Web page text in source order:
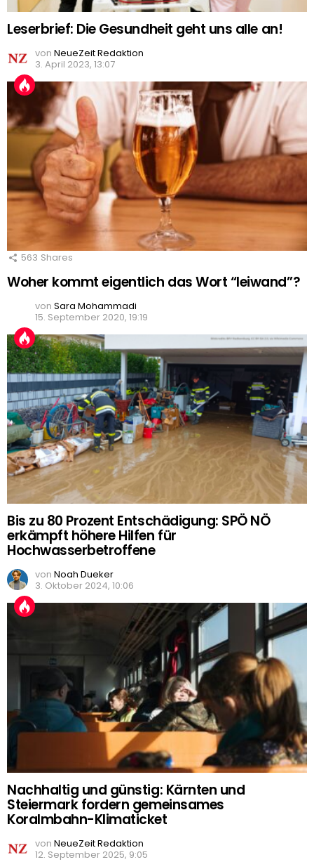
Leserbrief: Die Gesundheit geht uns alle an!
von NeueZeit Redaktion
3. April 2023, 13:07
563 Shares
Woher kommt eigentlich das Wort “leiwand”?
von Sara Mohammadi
15. September 2020, 19:19
Bis zu 80 Prozent Entschädigung: SPÖ NÖ
erkämpft höhere Hilfen für
Hochwasserbetroffene
von Noah Dueker
3. Oktober 2024, 10:06
Nachhaltig und günstig: Kärnten und
Steiermark fordern gemeinsames
Koralmbahn-Klimaticket
von NeueZeit Redaktion
12. September 2025, 9:05